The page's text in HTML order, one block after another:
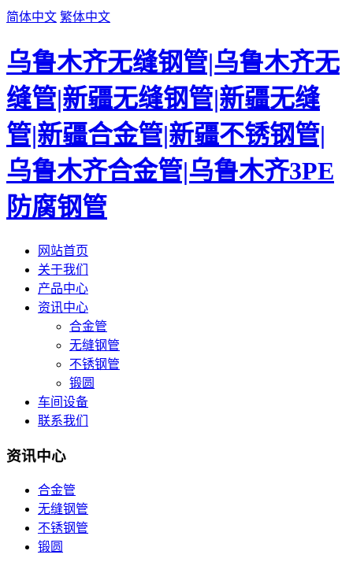
简体中文 繁体中文
乌鲁木齐无缝钢管|乌鲁木齐无
缝管|新疆无缝钢管|新疆无缝
管|新疆合金管|新疆不锈钢管|
乌鲁木齐合金管|乌鲁木齐3PE
防腐钢管
网站首页
关于我们
产品中心
资讯中心
合金管
无缝钢管
不锈钢管
锻圆
车间设备
联系我们
资讯中心
合金管
无缝钢管
不锈钢管
锻圆